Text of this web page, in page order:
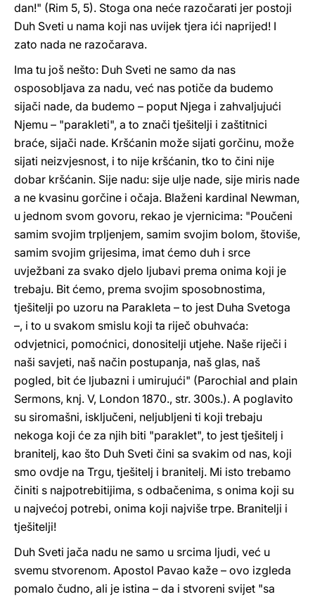
dan!" (Rim 5, 5). Stoga ona neće razočarati jer postoji
Duh Sveti u nama koji nas uvijek tjera ići naprijed! I
zato nada ne razočarava.
Ima tu još nešto: Duh Sveti ne samo da nas
osposobljava za nadu, već nas potiče da budemo
sijači nade, da budemo – poput Njega i zahvaljujući
Njemu – "parakleti", a to znači tješitelji i zaštitnici
braće, sijači nade. Kršćanin može sijati gorčinu, može
sijati neizvjesnost, i to nije kršćanin, tko to čini nije
dobar kršćanin. Sije nadu: sije ulje nade, sije miris nade
a ne kvasinu gorčine i očaja. Blaženi kardinal Newman,
u jednom svom govoru, rekao je vjernicima: "Poučeni
samim svojim trpljenjem, samim svojim bolom, štoviše,
samim svojim grijesima, imat ćemo duh i srce
uvježbani za svako djelo ljubavi prema onima koji je
trebaju. Bit ćemo, prema svojim sposobnostima,
tješitelji po uzoru na Parakleta – to jest Duha Svetoga
–, i to u svakom smislu koji ta riječ obuhvaća:
odvjetnici, pomoćnici, donositelji utjehe. Naše riječi i
naši savjeti, naš način postupanja, naš glas, naš
pogled, bit će ljubazni i umirujući" (Parochial and plain
Sermons, knj. V, London 1870., str. 300s.). A poglavito
su siromašni, isključeni, neljubljeni ti koji trebaju
nekoga koji će za njih biti "paraklet", to jest tješitelj i
branitelj, kao što Duh Sveti čini sa svakim od nas, koji
smo ovdje na Trgu, tješitelj i branitelj. Mi isto trebamo
činiti s najpotrebitijima, s odbačenima, s onima koji su
u najvećoj potrebi, onima koji najviše trpe. Branitelji i
tješitelji!
Duh Sveti jača nadu ne samo u srcima ljudi, već u
svemu stvorenom. Apostol Pavao kaže – ovo izgleda
pomalo čudno, ali je istina – da i stvoreni svijet "sa